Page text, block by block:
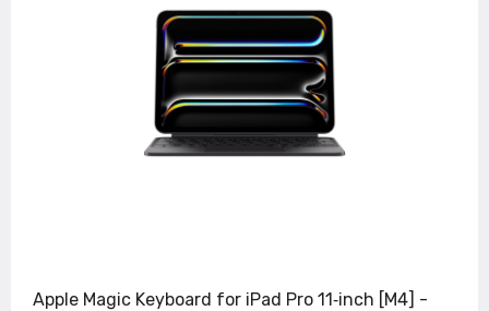
Apple Magic Keyboard for iPad Pro 11‑inch [M4] -